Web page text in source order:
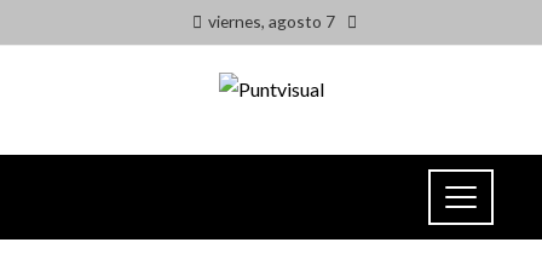
viernes, agosto 7